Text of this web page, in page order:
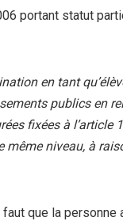
portant statut
en tant
publics en
fixées à l’article
niveau, à
que la personne